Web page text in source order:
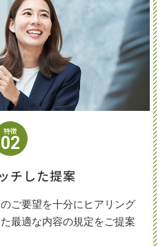
特徴
02
チした提案
ご要望を十分にヒアリング
最適な内容の規定をご提案